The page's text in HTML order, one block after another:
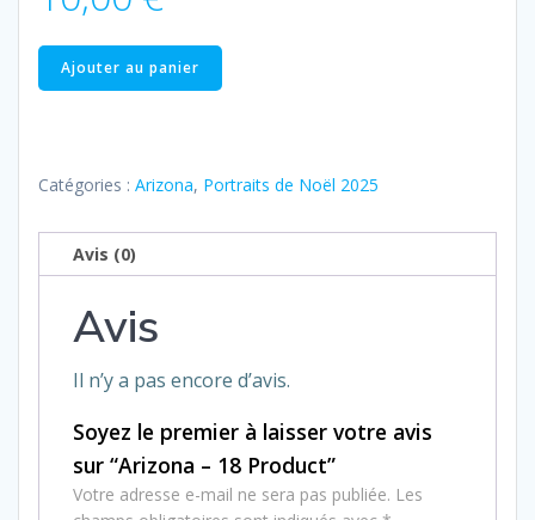
quantité
de
18
Ajouter au panier
Catégories : Arizona, Portraits de Noël 2025
Avis (0)
Avis
Il n’y a pas encore d’avis.
Soyez le premier à laisser votre avis
sur “Arizona – 18 Product”
Votre adresse e-mail ne sera pas publiée. Les